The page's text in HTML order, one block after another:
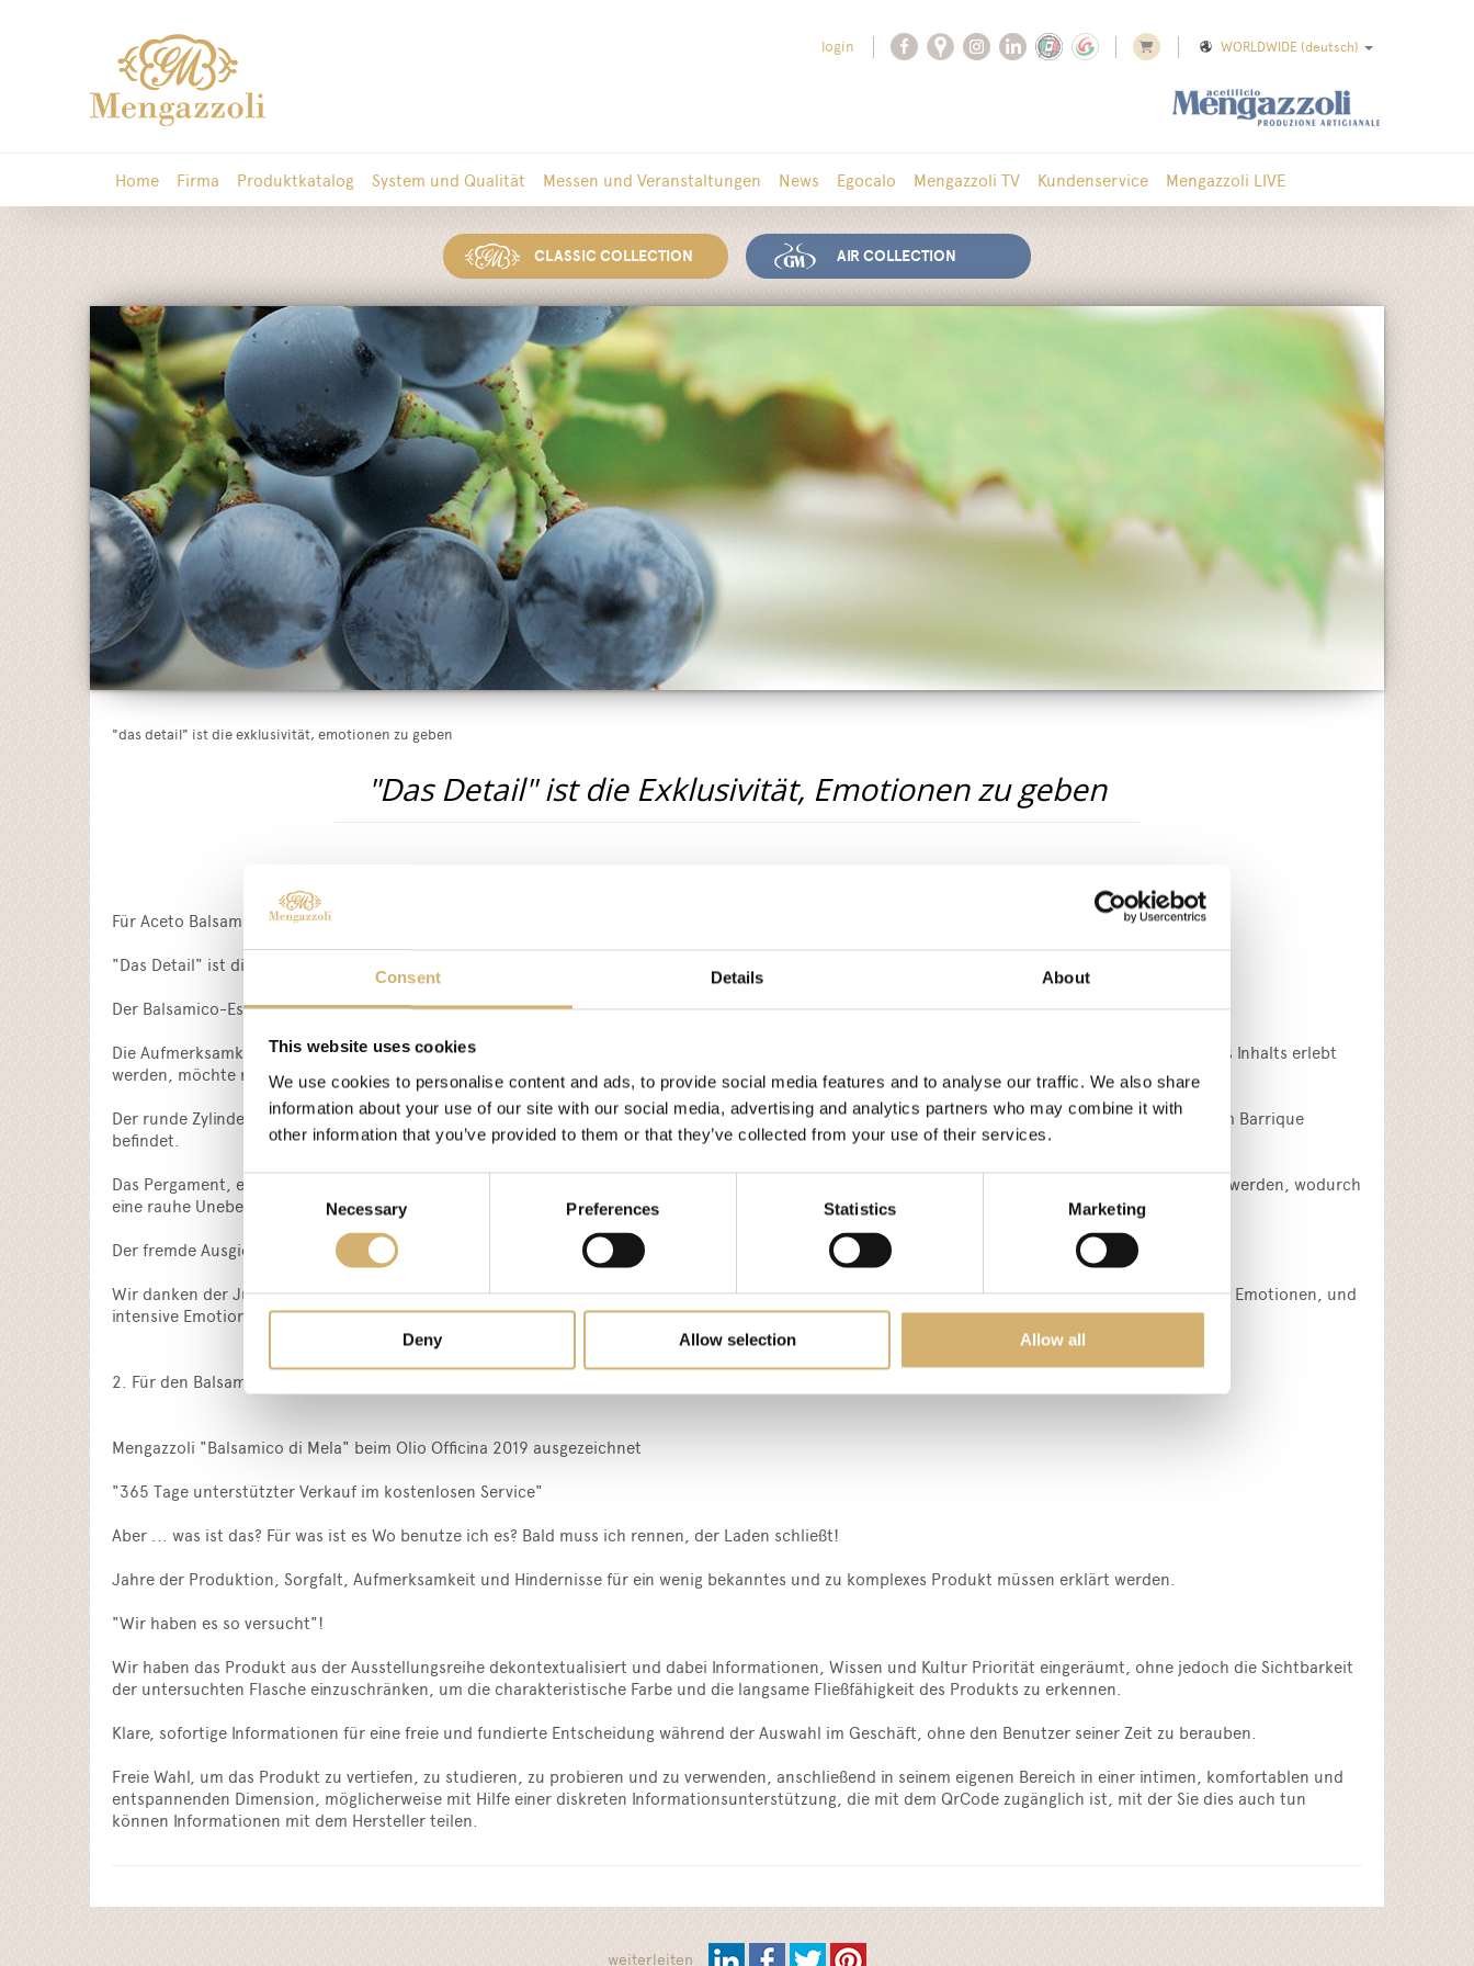
Consent Details About
This website uses cookies
We use cookies to personalise content and ads, to provide social media features and to analyse our traffic. We also share
information about your use of our site with our social media, advertising and analytics partners who may combine it with
other information that you’ve provided to them or that they’ve collected from your use of their services.
Consent
Selection
Necessary Preferences Statistics Marketing
Deny Allow selection Allow all
WORLDWIDE (deutsch)
login
Home Firma Produktkatalog System und Qualität Messen und Veranstaltungen News Egocalo Mengazzoli TV Kundenservice Mengazzoli LIVE
CLASSIC COLLECTION AIR COLLECTION
"das detail" ist die exklusivität, emotionen zu geben
"Das Detail" ist die Exklusivität, Emotionen zu geben
Für Aceto Balsamico di Modena IGP in limitierter Auflage:
"Das Detail" ist die Exklusivität, Emotionen zu geben.
Der Balsamico-Essig von Modena PGI Aged wurde beim Festival Olio Officina 2019 ausgezeichnet
Die Aufmerksamkeit bei der Wahl der Barrique, die das Produkt enthält, das Gefühl der Fingerfertigkeit und die Emotionen, die beim Extrahieren des Inhalts erlebt
werden, möchte mit der Erfahrung dieses Pakets geteilt werden.
Der runde Zylinder schützt und verschönert die traditionelle Flasche, die auf den Boden gelegt wird, um Platz für die Luft zu lassen, die sich oben im Barrique
befindet.
Das Pergament, ein Ausdruck des Erkennens und Identifizierens, fest mit Edelmetall fixiert, während die Holzlamellen durch Metallkreise angezogen werden, wodurch
eine rauhe Unebenheit entsteht, die durch die Wahl und die Dicke der für die Verpackung verwendeten Materialien übertragen wird.
Der fremde Ausgießer der Flasche, dessen Verwendung die gleiche Ritualität des Rückzugs aus dem Fass erfordert.
Wir danken der Jury von "Le Forme dell’Aceto” vom Olio Officina, die unsere Bemühungen befriedigte, die schwer zu vermitteln sind, wenn nicht mit Emotionen, und
intensive Emotionen, die sie als Geschenk anbieten.
2. Für den Balsamico-Essig:
Mengazzoli "Balsamico di Mela" beim Olio Officina 2019 ausgezeichnet
"365 Tage unterstützter Verkauf im kostenlosen Service"
Aber ... was ist das? Für was ist es Wo benutze ich es? Bald muss ich rennen, der Laden schließt!
Jahre der Produktion, Sorgfalt, Aufmerksamkeit und Hindernisse für ein wenig bekanntes und zu komplexes Produkt müssen erklärt werden.
"Wir haben es so versucht"!
Wir haben das Produkt aus der Ausstellungsreihe dekontextualisiert und dabei Informationen, Wissen und Kultur Priorität eingeräumt, ohne jedoch die Sichtbarkeit
der untersuchten Flasche einzuschränken, um die charakteristische Farbe und die langsame Fließfähigkeit des Produkts zu erkennen.
Klare, sofortige Informationen für eine freie und fundierte Entscheidung während der Auswahl im Geschäft, ohne den Benutzer seiner Zeit zu berauben.
Freie Wahl, um das Produkt zu vertiefen, zu studieren, zu probieren und zu verwenden, anschließend in seinem eigenen Bereich in einer intimen, komfortablen und
entspannenden Dimension, möglicherweise mit Hilfe einer diskreten Informationsunterstützung, die mit dem QrCode zugänglich ist, mit der Sie dies auch tun
können Informationen mit dem Hersteller teilen.
weiterleiten